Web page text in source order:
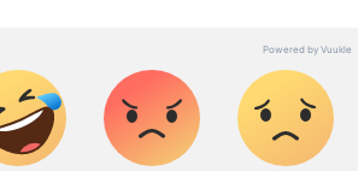
Delhi Malviya Nagar Fire
Accident : रेस्टोरेंट-होटल में लगी
कार्यरत। कुल 22 साल का अनुभव। 19 फरवरी 2024
की डिग्री के साथ इन्होंने डबल MA LLB भी किया
पर लिखने की रुचि है। हिंदी दैनिक आज, डेली न्यूज